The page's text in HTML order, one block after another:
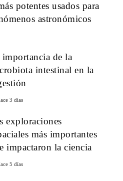
potentes usados para
astronómicos
de la
intestinal en la
3 días
exploraciones
más importantes
impactaron la ciencia
5 días